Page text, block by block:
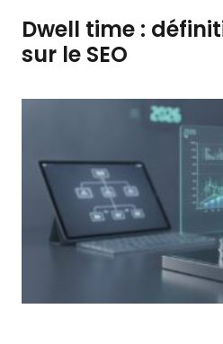
Dwell time :
sur le SEO